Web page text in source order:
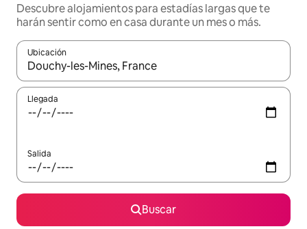
Descubre alojamientos para estadías largas que te
harán sentir como en casa durante un mes o más.
Ubicación
Cuando los resultados estén disponibles, navega con las
Llegada
Salida
Buscar